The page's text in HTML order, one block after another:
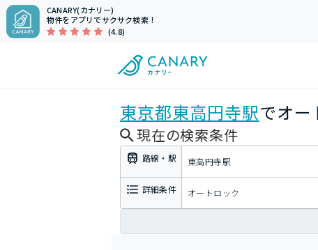
CANARY(カナリー)
物件をアプリでサクサク検索！
(4.8)
東京都東高円寺駅でオー
現在の検索条件
路線・駅 東高円寺駅
詳細条件 オートロック